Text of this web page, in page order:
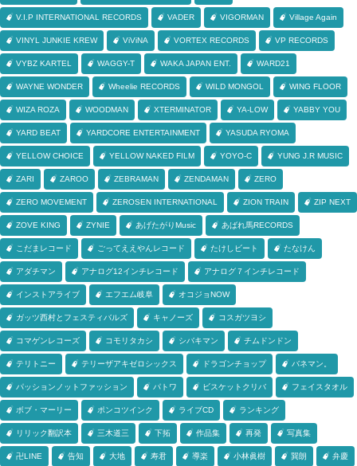
V.I.P INTERNATIONAL RECORDS VADER VIGORMAN Village Again
VINYL JUNKIE KREW ViViNA VORTEX RECORDS VP RECORDS
VYBZ KARTEL WAGGY-T WAKA JAPAN ENT. WARD21
WAYNE WONDER Wheelie RECORDS WILD MONGOL WING FLOOR
WIZA ROZA WOODMAN XTERMINATOR YA-LOW YABBY YOU
YARD BEAT YARDCORE ENTERTAINMENT YASUDA RYOMA
YELLOW CHOICE YELLOW NAKED FILM YOYO-C YUNG J.R MUSIC
ZARI ZAROO ZEBRAMAN ZENDAMAN ZERO
ZERO MOVEMENT ZEROSEN INTERNATIONAL ZION TRAIN ZIP NEXT
ZOVE KING ZYNIE あげたがりMusic あばれ馬RECORDS
こだまレコード ごってええやんレコード たけしビート たなけん
アダチマン アナログ12インチレコード アナログ７インチレコード
インストアライブ エフエム岐阜 オコジョNOW
ガッツ西村とフェスティバルズ キャノーズ コスガツヨシ
コマゲンレコーズ コモリタカシ シバキマン チムドンドン
テリトニー テリーザアキゼロシックス ドラゴンチョップ バネマン。
パッションノットファッション パトワ ビスケットクリバ フェイスタオル
ボブ・マーリー ポンコツインク ライブCD ランキング
リリック翻訳本 三木道三 下拓 作品集 再発 写真集
卍LINE 告知 大地 寿君 導楽 小林眞樹 巽朗 弁慶